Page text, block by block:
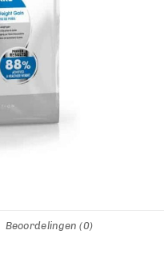
Beoordelingen (0)